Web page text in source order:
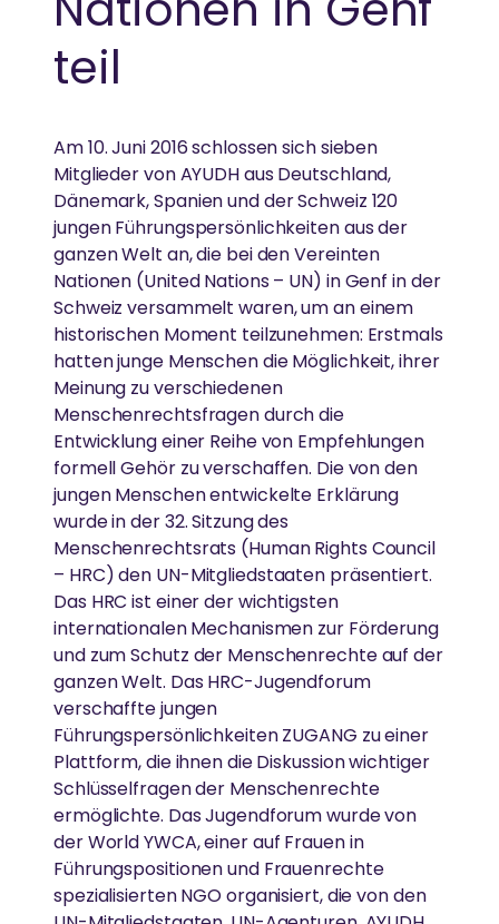
Ammas Traum: Jeder Mensch soll ohne Angst
schlafen und satt werden können
teil
Am 10. Juni 2016 schlossen sich sieben
Mitglieder von AYUDH aus Deutschland,
Dänemark, Spanien und der Schweiz 120
jungen Führungspersönlichkeiten aus der
ganzen Welt an, die bei den Vereinten
Nationen (United Nations – UN) in Genf in der
Schweiz versammelt waren, um an einem
historischen Moment teilzunehmen: Erstmals
hatten junge Menschen die Möglichkeit, ihrer
Meinung zu verschiedenen
Menschenrechtsfragen durch die
Entwicklung einer Reihe von Empfehlungen
formell Gehör zu verschaffen. Die von den
jungen Menschen entwickelte Erklärung
wurde in der 32. Sitzung des
Menschenrechtsrats (Human Rights Council
– HRC) den UN-Mitgliedstaaten präsentiert.
Das HRC ist einer der wichtigsten
internationalen Mechanismen zur Förderung
und zum Schutz der Menschenrechte auf der
ganzen Welt. Das HRC-Jugendforum
verschaffte jungen
Führungspersönlichkeiten ZUGANG zu einer
Plattform, die ihnen die Diskussion wichtiger
Schlüsselfragen der Menschenrechte
ermöglichte. Das Jugendforum wurde von
der World YWCA, einer auf Frauen in
Führungspositionen und Frauenrechte
spezialisierten NGO organisiert, die von den